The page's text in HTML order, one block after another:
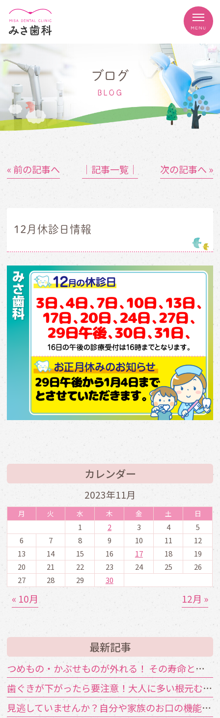
ブログ
BLOG
« 前の記事へ │記事一覧│ 次の記事へ »
12月休診日情報
カレンダー
2023年11月
月 火 水 木 金 土 日
1 2 3 4
5
6
7 8 9 10 11
12
13
14 15 16 17 18
19
20
21 22 23 24 25
26
27
28 29 30
« 10月 12月 »
最新記事
つめもの・かぶせものが外れる！ その寿命と原因は？
歯ぐきが下がったら要注意！大人に多い根元むし歯
見逃していませんか？自分や家族のお口の機能低下のサイン